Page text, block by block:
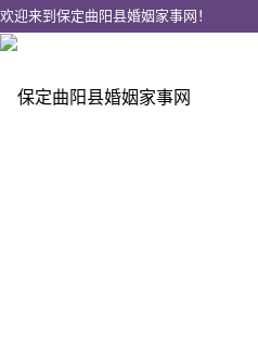
欢迎来到保定曲阳县婚姻家事网！